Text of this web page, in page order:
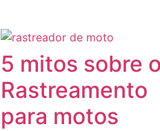
5 mitos sobre o
Rastreamento
para motos